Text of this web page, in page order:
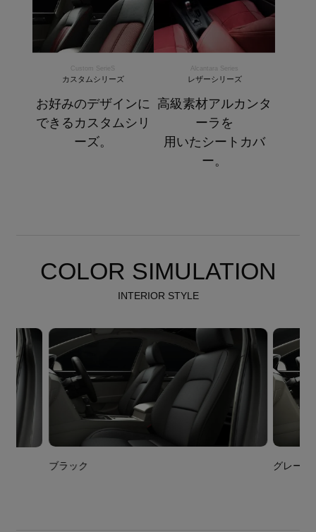
Custom SerieS
カスタムシリーズ
お好みのデザインに
できるカスタムシリ
ーズ。
Alcantara Series
レザーシリーズ
高級素材アルカンタ
ーラを
用いたシートカバ
ー。
COLOR SIMULATION
INTERIOR STYLE
ブラック グレー